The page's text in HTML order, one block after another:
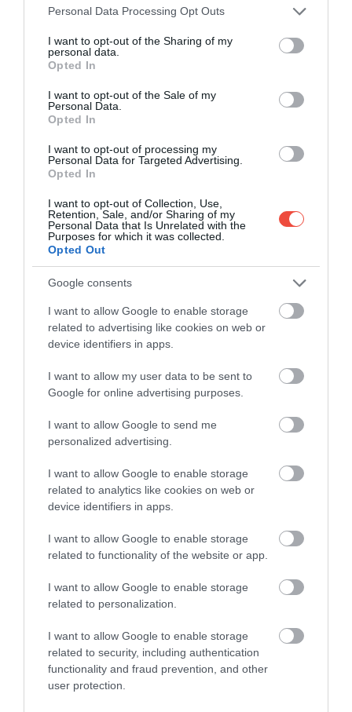
Please note that this website/app uses one or more Google
not limited to your visit or usage behaviour. You may click to
grant or deny consent to Google and its third-party tags to
use your data for below specified purposes in below Google
consent section.
Personal Data Processing Opt Outs
I want to opt-out of the Sharing of my
personal data.
Opted In
I want to opt-out of the Sale of my
Personal Data.
Opted In
I want to opt-out of processing my
Personal Data for Targeted Advertising.
Opted In
I want to opt-out of Collection, Use,
Retention, Sale, and/or Sharing of my
Personal Data that Is Unrelated with the
Purposes for which it was collected.
Opted Out
Google consents
I want to allow Google to enable storage
related to advertising like cookies on web or
device identifiers in apps.
I want to allow my user data to be sent to
Google for online advertising purposes.
I want to allow Google to send me
personalized advertising.
I want to allow Google to enable storage
related to analytics like cookies on web or
device identifiers in apps.
I want to allow Google to enable storage
related to functionality of the website or app.
I want to allow Google to enable storage
related to personalization.
I want to allow Google to enable storage
related to security, including authentication
functionality and fraud prevention, and other
user protection.
Budapesttől autóval mindössze 3 órát kell
utaznunk ahhoz, hogy elérkezzünk Szlovákia egyik
leggyönyörűbb nemzeti parkjába, ami nem
véletlenül kapta a paradicsom nevet. Itt található
ugyanis a világ egyik legnagyobb jégbarlangja, de a
túrázni vágyók felfedezhetik az itt megbúvó
vízeséseket, mészfennsíkokat és szorosokat is. Az
lépcsőkön, hidakon kell átkelnünk a
továbbjutáshoz, ami még izgalmasabbá teszi az
KIS-KÁRPÁTOK BORVIDÉKEI